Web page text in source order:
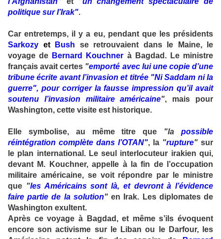
politique sur l’Irak".
Car entretemps, il y a eu, pendant que les présidents
Sarkozy etBush se retrouvaient dans le Maine, le
voyage de Bernard Kouchner à Bagdad. Le ministre
français avait certes "emporté avec lui une copie d’une
tribune écrite avant l’invasion et titrée "Ni Saddam ni la
guerre", pour corriger la fausse impression qu’il avait
soutenu l’invasion militaire américaine", mais pour
Washington, cette visite est historique.
Elle symbolise, au même titre que "lapossible
réintégration complète dans l’OTAN", la "rupture" sur
le plan international. Le seul interlocuteur irakien qui,
devant M. Kouchner, appelle à la fin de l’occupation
militaire américaine, se voit répondre par le ministre
que "les Américains sont là, et devront à l’évidence
faire partie de la solution"en Irak. Les diplomates de
Washington exultent.
Après ce voyage à Bagdad, et même s’ils évoquent
encore son activisme sur le Liban ou le Darfour, les